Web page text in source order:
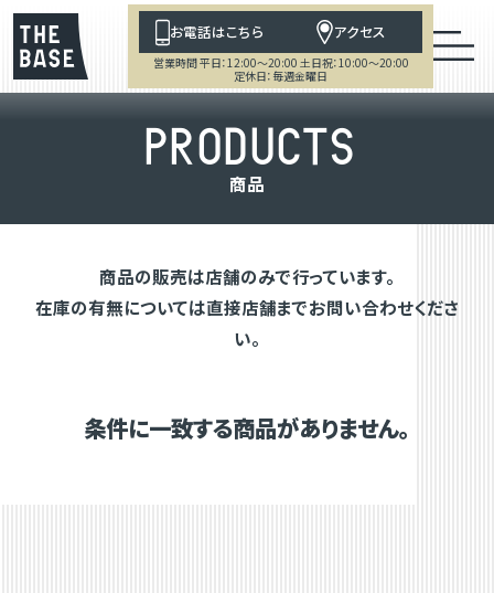
お電話はこちら アクセス
営業時間 平日：12:00～20:00 土日祝：10:00～20:00
定休日：毎週金曜日
PRODUCTS
商品
商品の販売は店舗のみで行っています。
在庫の有無については直接店舗までお問い合わせくださ
い。
条件に一致する商品がありません。